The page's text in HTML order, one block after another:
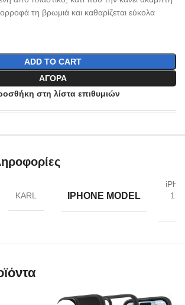
τη βρωμιά και καθαρίζεται εύκολα
ADD TO CART
ΑΓΟΡΆ
στη λίστα επιθυμιών
KARL IPHONE MODEL
12/